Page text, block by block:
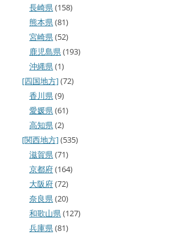
長崎県(158)
熊本県(81)
宮崎県(52)
鹿児島県(193)
沖縄県(1)
[四国地方](72)
香川県(9)
愛媛県(61)
高知県(2)
[関西地方](535)
滋賀県(71)
京都府(164)
大阪府(72)
奈良県(20)
和歌山県(127)
兵庫県(81)